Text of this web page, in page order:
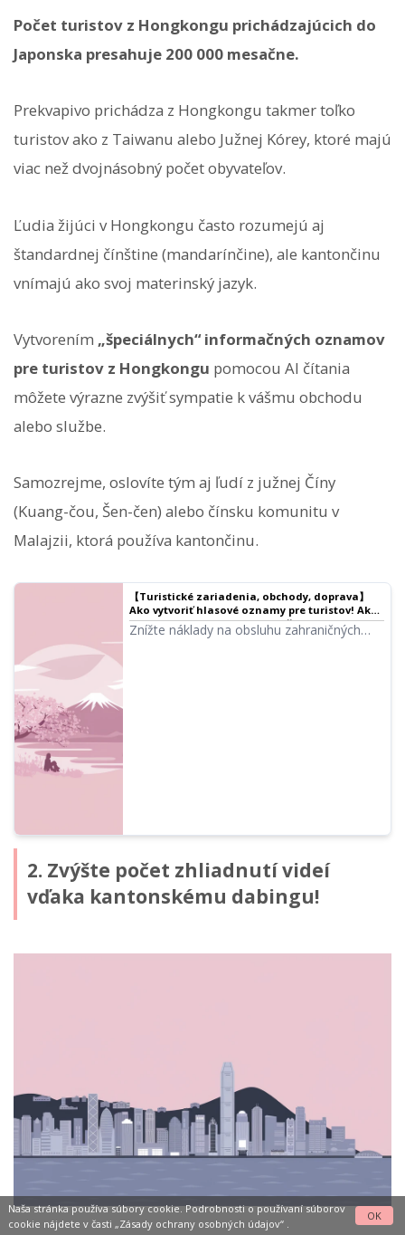
Počet turistov z Hongkongu prichádzajúcich do
Japonska presahuje 200 000 mesačne.
Prekvapivo prichádza z Hongkongu takmer toľko
turistov ako z Taiwanu alebo Južnej Kórey, ktoré majú
viac než dvojnásobný počet obyvateľov.
Ľudia žijúci v Hongkongu často rozumejú aj
štandardnej čínštine (mandarínčine), ale kantončinu
vnímajú ako svoj materinský jazyk.
Vytvorením „špeciálnych“ informačných oznamov
pre turistov z Hongkongu pomocou AI čítania
môžete výrazne zvýšiť sympatie k vášmu obchodu
alebo službe.
Samozrejme, oslovíte tým aj ľudí z južnej Číny
(Kuang-čou, Šen-čen) alebo čínsku komunitu v
Malajzii, ktorá používa kantončinu.
【Turistické zariadenia, obchody, doprava】
Ako vytvoriť hlasové oznamy pre turistov! Aké
sú efektívne metódy viacjazyčného
sprievodcu?
Znížte náklady na obsluhu zahraničných
2. Zvýšte počet zhliadnutí videí
vďaka kantonskému dabingu!
Naša stránka používa súbory cookie. Podrobnosti o používaní súborov
cookie nájdete v časti „Zásady ochrany osobných údajov“.
OK